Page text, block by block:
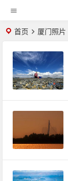
首页 厦门照片